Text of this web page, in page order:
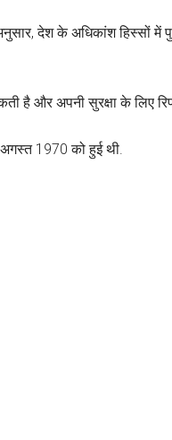
देश के अधिकांश हिस्सों में
और अपनी सुरक्षा के लिए
1970 को हुई थी.